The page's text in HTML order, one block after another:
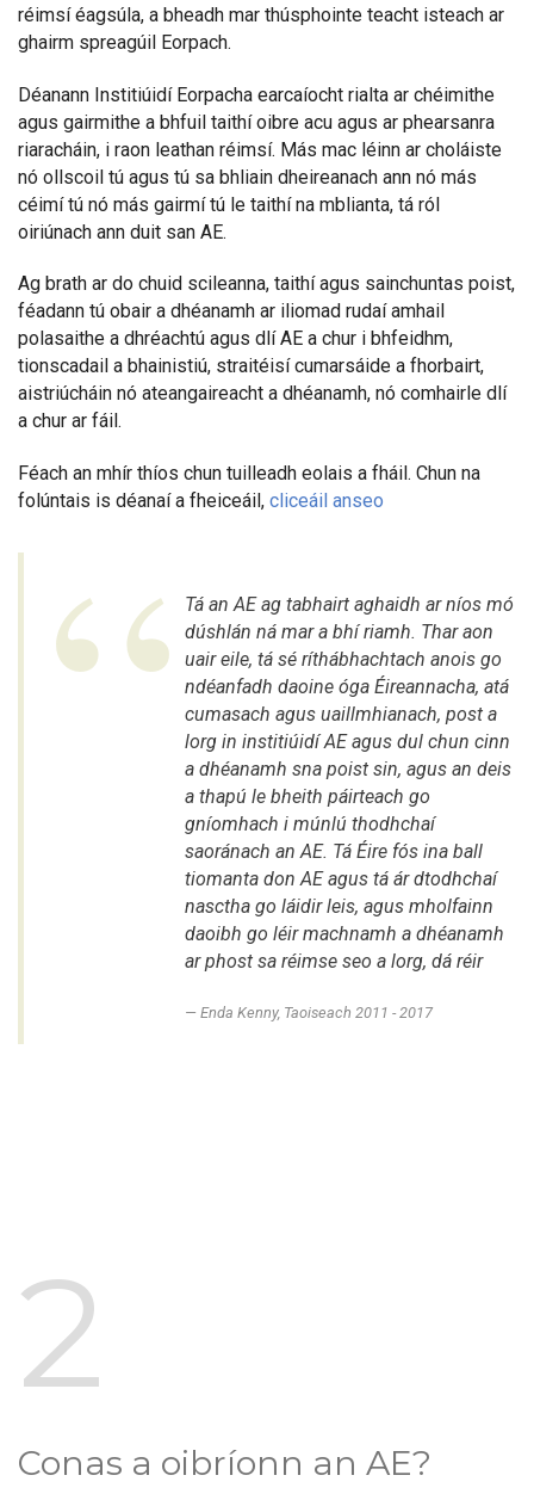
réimsí éagsúla, a bheadh mar thúsphointe teacht isteach ar
ghairm spreagúil Eorpach.
Déanann Institiúidí Eorpacha earcaíocht rialta ar chéimithe
agus gairmithe a bhfuil taithí oibre acu agus ar phearsanra
riaracháin, i raon leathan réimsí. Más mac léinn ar choláiste
nó ollscoil tú agus tú sa bhliain dheireanach ann nó más
céimí tú nó más gairmí tú le taithí na mblianta, tá ról
oiriúnach ann duit san AE.
Ag brath ar do chuid scileanna, taithí agus sainchuntas poist,
féadann tú obair a dhéanamh ar iliomad rudaí amhail
polasaithe a dhréachtú agus dlí AE a chur i bhfeidhm,
tionscadail a bhainistiú, straitéisí cumarsáide a fhorbairt,
aistriúcháin nó ateangaireacht a dhéanamh, nó comhairle dlí
a chur ar fáil.
Féach an mhír thíos chun tuilleadh eolais a fháil. Chun na
folúntais is déanaí a fheiceáil, cliceáil anseo
Tá an AE ag tabhairt aghaidh ar níos mó
dúshlán ná mar a bhí riamh. Thar aon
uair eile, tá sé ríthábhachtach anois go
ndéanfadh daoine óga Éireannacha, atá
cumasach agus uaillmhianach, post a
lorg in institiúidí AE agus dul chun cinn
a dhéanamh sna poist sin, agus an deis
a thapú le bheith páirteach go
gníomhach i múnlú thodhchaí
saoránach an AE. Tá Éire fós ina ball
tiomanta don AE agus tá ár dtodhchaí
nasctha go láidir leis, agus mholfainn
daoibh go léir machnamh a dhéanamh
ar phost sa réimse seo a lorg, dá réir
Enda Kenny, Taoiseach 2011 - 2017
2
Conas a oibríonn an AE?